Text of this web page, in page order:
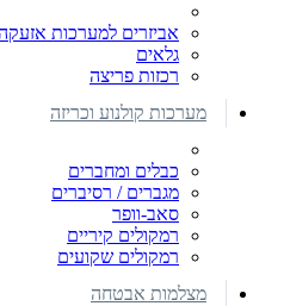
אביזרים למערכות
גלאים
רכזות פריצה
מערכות קולנוע וכריזה
כבלים ומחברים
מגברים / רסיברים
סאב-וופר
רמקולים קיריים
רמקולים שקועים
מצלמות אבטחה